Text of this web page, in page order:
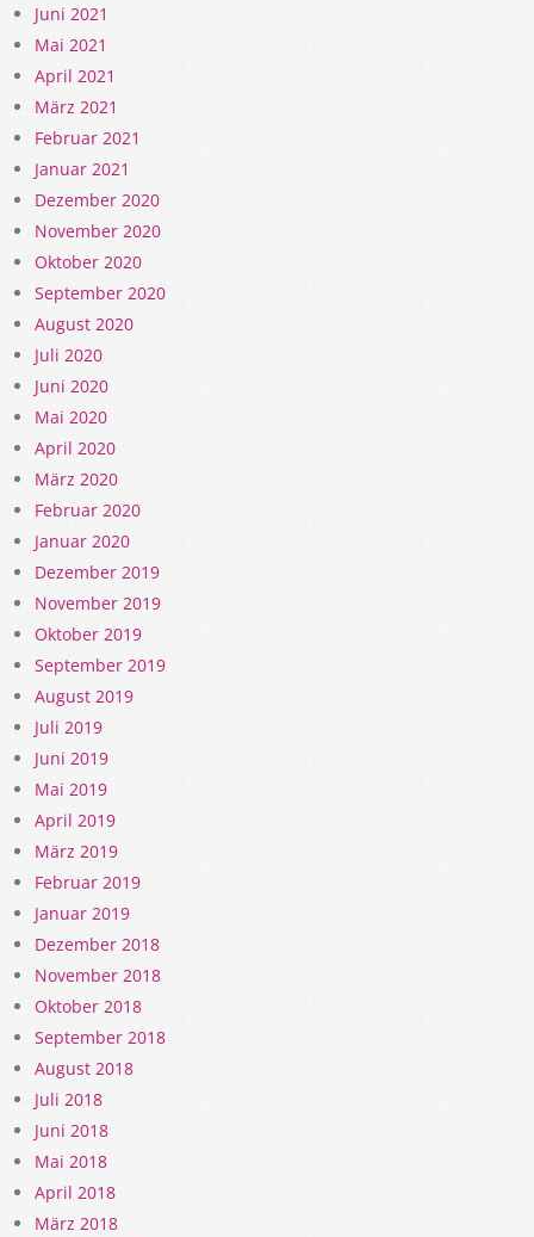
Juni 2021
Mai 2021
April 2021
März 2021
Februar 2021
Januar 2021
Dezember 2020
November 2020
Oktober 2020
September 2020
August 2020
Juli 2020
Juni 2020
Mai 2020
April 2020
März 2020
Februar 2020
Januar 2020
Dezember 2019
November 2019
Oktober 2019
September 2019
August 2019
Juli 2019
Juni 2019
Mai 2019
April 2019
März 2019
Februar 2019
Januar 2019
Dezember 2018
November 2018
Oktober 2018
September 2018
August 2018
Juli 2018
Juni 2018
Mai 2018
April 2018
März 2018